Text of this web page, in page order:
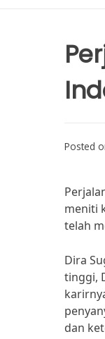
Posted
meniti
telah
Dira
tinggi,
dan